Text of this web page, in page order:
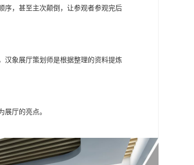
序，甚至主次颠倒，让参观者参观完后
汉象展厅策划师是根据整理的资料提炼
厅的亮点。